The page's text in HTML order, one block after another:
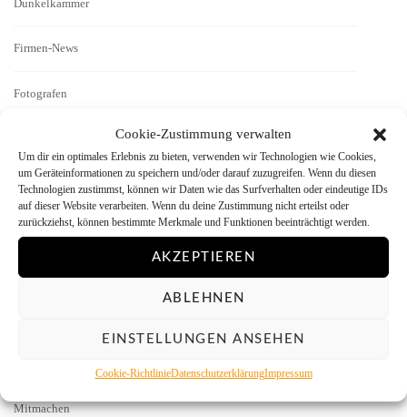
Cookie-Zustimmung verwalten
Um dir ein optimales Erlebnis zu bieten, verwenden wir Technologien wie Cookies,
um Geräteinformationen zu speichern und/oder darauf zuzugreifen. Wenn du diesen
Technologien zustimmst, können wir Daten wie das Surfverhalten oder eindeutige IDs
auf dieser Website verarbeiten. Wenn du deine Zustimmung nicht erteilst oder
zurückziehst, können bestimmte Merkmale und Funktionen beeinträchtigt werden.
AKZEPTIEREN
ABLEHNEN
EINSTELLUNGEN ANSEHEN
Cookie-RichtlinieDatenschutzerklärungImpressum
Dunkelkammer
Firmen-News
Fotografen
Interview
Kamera-Reviews
Labor
Mitmachen